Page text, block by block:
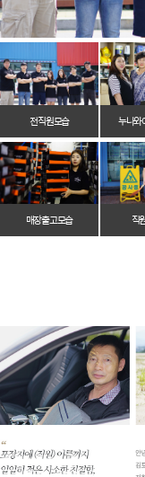
전 직원 모습 누나와
매장 출고 모습 직